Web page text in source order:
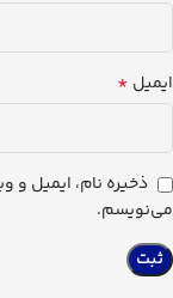
ایمیل *
ذخیره نام، ایمیل و
می‌نویسم.